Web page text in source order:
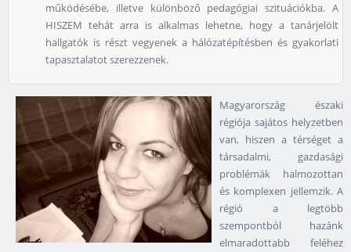
működésébe, illetve különböző pedagógiai szituációkba. A
HISZEM tehát arra is alkalmas lehetne, hogy a tanárjelölt
hallgatók is részt vegyenek a hálózatépítésben és gyakorlati
tapasztalatot szerezzenek.
Magyarország északi
régiója sajátos helyzetben
van, hiszen a térséget a
társadalmi, gazdasági
problémák halmozottan
és komplexen jellemzik. A
régió a legtöbb
szempontból hazánk
elmaradottabb feléhez